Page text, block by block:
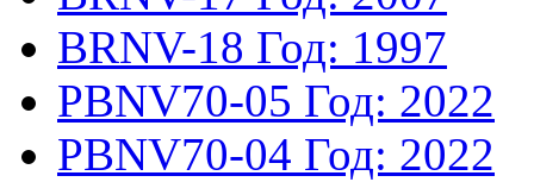
BRNV-18 Год: 1997
PBNV70-05 Год: 2022
PBNV70-04 Год: 2022